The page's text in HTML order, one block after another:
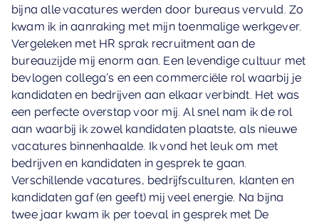
bijna alle vacatures werden door bureaus vervuld. Zo
kwam ik in aanraking met mijn toenmalige werkgever.
Vergeleken met HR sprak recruitment aan de
bureauzijde mij enorm aan. Een levendige cultuur met
bevlogen collega’s en een commerciële rol waarbij je
kandidaten en bedrijven aan elkaar verbindt. Het was
een perfecte overstap voor mij. Al snel nam ik de rol
aan waarbij ik zowel kandidaten plaatste, als nieuwe
vacatures binnenhaalde. Ik vond het leuk om met
bedrijven en kandidaten in gesprek te gaan.
Verschillende vacatures, bedrijfsculturen, klanten en
kandidaten gaf (en geeft) mij veel energie. Na bijna
twee jaar kwam ik per toeval in gesprek met De